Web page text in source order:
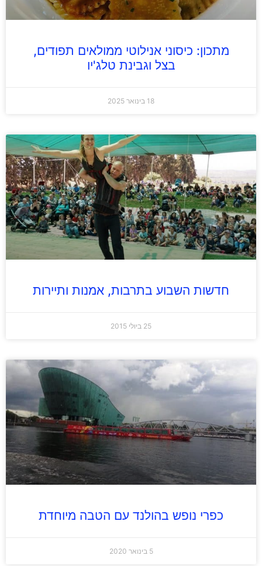
מתכון: כיסוני אנילוטי ממולאים תפודים,
בצל וגבינת טלג'יו
18 בינואר 2025
חדשות השבוע בתרבות, אמנות ותיירות
25 ביולי 2015
כפרי נופש בהולנד עם הטבה מיוחדת
5 בינואר 2020